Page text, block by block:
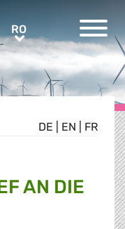
RORO
DE EN FR
AN DIE